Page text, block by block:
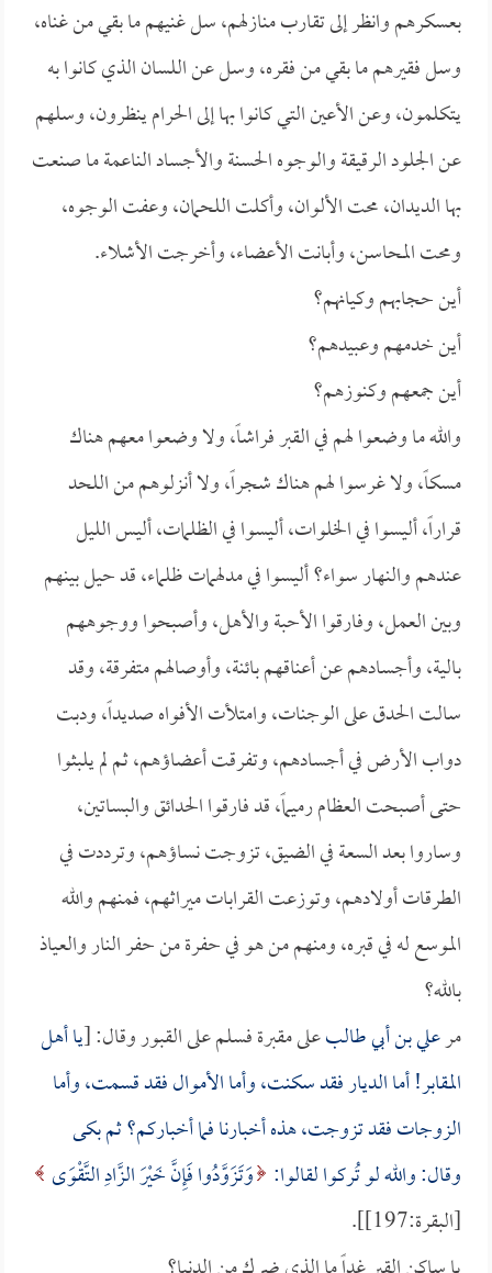
بعسكرهم وانظر إلى تقارب منازلهم، سل غنيهم ما بقي من غناه،
وسل فقيرهم ما بقي من فقره، وسل عن اللسان الذي كانوا به
يتكلمون، وعن الأعين التي كانوا بها إلى الحرام ينظرون، وسلهم
عن الجلود الرقيقة والوجوه الحسنة والأجساد الناعمة ما صنعت
بها الديدان، محت الألوان، وأكلت اللحمان، وعفت الوجوه،
ومحت المحاسن، وأبانت الأعضاء، وأخرجت الأشلاء.
أين حجابهم وكيانهم؟
أين خدمهم وعبيدهم؟
أين جمعهم وكنوزهم؟
والله ما وضعوا لهم في القبر فراشاً، ولا وضعوا معهم هناك
مسكاً، ولا غرسوا لهم هناك شجراً، ولا أنزلوهم من اللحد
قراراً، أليسوا في الخلوات، أليسوا في الظلمات، أليس الليل
عندهم والنهار سواء؟ أليسوا في مدلهمات ظلماء، قد حيل بينهم
وبين العمل، وفارقوا الأحبة والأهل، وأصبحوا ووجوههم
بالية، وأجسادهم عن أعناقهم بائنة، وأوصالهم متفرقة، وقد
سالت الحدق على الوجنات، وامتلأت الأفواه صديداً، ودبت
دواب الأرض في أجسادهم، وتفرقت أعضاؤهم، ثم لم يلبثوا
حتى أصبحت العظام رميماً، قد فارقوا الحدائق والبساتين،
وساروا بعد السعة في الضيق، تزوجت نساؤهم، وترددت في
الطرقات أولادهم، وتوزعت القرابات ميراثهم، فمنهم والله
الموسع له في قبره، ومنهم من هو في حفرة من حفر النار والعياذ
بالله؟
مرعلي بن أبي طالبعلى مقبرة فسلم على القبور وقال: [يا أهل
المقابر! أما الديار فقد سكنت، وأما الأموال فقد قسمت، وأما
الزوجات فقد تزوجت، هذه أخبارنا فما أخباركم؟ ثم بكى
وقال: والله لو تُركوا لقالوا: وَتَزَوَّدُوا فَإِنَّ خَيْرَ الزَّادِ التَّقْوَى
[البقرة:197]].